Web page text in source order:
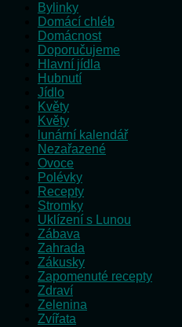
Bylinky
Domácí chléb
Domácnost
Doporučujeme
Hlavní jídla
Hubnutí
Jídlo
Květy
Květy
lunární kalendář
Nezařazené
Ovoce
Polévky
Recepty
Stromky
Uklízení s Lunou
Zábava
Zahrada
Zákusky
Zapomenuté recepty
Zdraví
Zelenina
Zvířata